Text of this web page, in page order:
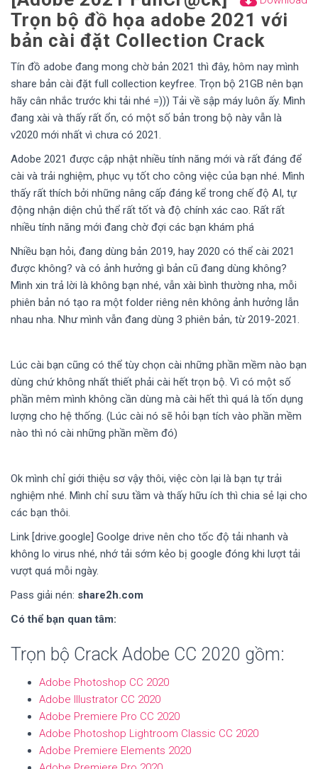
Trọn bộ đồ họa adobe 2021 với
bản cài đặt Collection Crack
Tín đồ adobe đang mong chờ bản 2021 thì đây, hôm nay mình
share bản cài đặt full collection keyfree. Trọn bộ 21GB nên bạn
hãy cân nhắc trước khi tải nhé =))) Tải về sập máy luôn ấy. Mình
đang xài và thấy rất ổn, có một số bản trong bộ này vẫn là
v2020 mới nhất vì chưa có 2021.
Adobe 2021 được cập nhật nhiều tính năng mới và rất đáng để
cài và trải nghiệm, phục vụ tốt cho công việc của bạn nhé. Mình
thấy rất thích bởi những nâng cấp đáng kể trong chế độ AI, tự
động nhận diện chủ thể rất tốt và độ chính xác cao. Rất rất
nhiều tính năng mới đang chờ đợi các bạn khám phá
Nhiều bạn hỏi, đang dùng bản 2019, hay 2020 có thể cài 2021
được không? và có ảnh hưởng gì bản cũ đang dùng không?
Mình xin trả lời là không bạn nhé, vẫn xài bình thường nha, mỗi
phiên bản nó tạo ra một folder riêng nên không ảnh hưởng lẫn
nhau nha. Như mình vẫn đang dùng 3 phiên bản, từ 2019-2021.
Lúc cài bạn cũng có thể tùy chọn cài những phần mềm nào bạn
dùng chứ không nhất thiết phải cài hết trọn bộ. Vì có một số
phần mêm mình không cần dùng mà cài hết thì quá là tốn dụng
lượng cho hệ thống. (Lúc cài nó sẽ hỏi bạn tích vào phần mềm
nào thì nó cài những phần mềm đó)
Ok mình chỉ giới thiệu sơ vậy thôi, việc còn lại là bạn tự trải
nghiệm nhé. Mình chỉ sưu tầm và thấy hữu ích thì chia sẻ lại cho
các bạn thôi.
Link [drive.google] Goolge drive nên cho tốc độ tải nhanh và
không lo virus nhé, nhớ tải sớm kẻo bị google đóng khi lượt tải
vượt quá mỗi ngày.
Pass giải nén: share2h.com
Có thể bạn quan tâm:
Trọn bộ Crack Adobe CC 2020 gồm:
Adobe Photoshop CC 2020
Adobe Illustrator CC 2020
Adobe Premiere Pro CC 2020
Adobe Photoshop Lightroom Classic CC 2020
Adobe Premiere Elements 2020